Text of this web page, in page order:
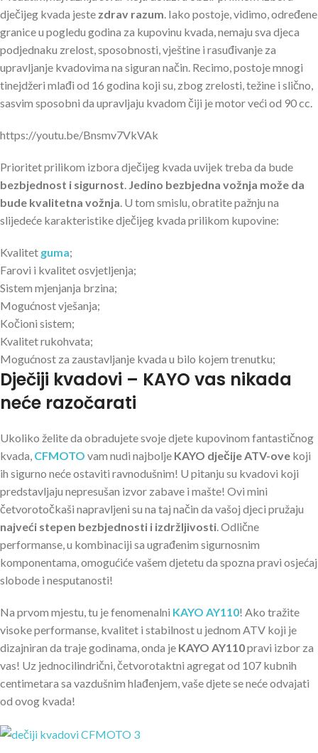
dječijeg kvada jeste zdrav razum . Iako postoje, vidimo, određene
granice u pogledu godina za kupovinu kvada, nemaju sva djeca
podjednaku zrelost, sposobnosti, vještine i rasuđivanje za
upravljanje kvadovima na siguran način. Recimo, postoje mnogi
tinejdžeri mlađi od 16 godina koji su, zbog zrelosti, težine i slično,
sasvim sposobni da upravljaju kvadom čiji je motor veći od 90 cc.
https://youtu.be/Bnsmv7VkVAk
Prioritet prilikom izbora dječijeg kvada uvijek treba da bude
bezbjednost i sigurnost Jedino bezbjedna vožnja može da
bude kvalitetna vožnja . U tom smislu, obratite pažnju na
slijedeće karakteristike dječijeg kvada prilikom kupovine:
Kvalitet guma;
Farovi i kvalitet osvjetljenja;
Sistem mjenjanja brzina;
Mogućnost vješanja;
Kočioni sistem;
Kvalitet rukohvata;
Mogućnost za zaustavljanje kvada u bilo kojem trenutku;
Dječiji kvadovi – KAYO vas nikada
neće razočarati
Ukoliko želite da obradujete svoje djete kupovinom fantastičnog
kvada, CFMOTO vam nudi najbolje KAYO dječije ATV-ove koji
ih sigurno neće ostaviti ravnodušnim! U pitanju su kvadovi koji
predstavljaju nepresušan izvor zabave i mašte! Ovi mini
četvorotočkaši napravljeni su na taj način da vašoj djeci pružaju
najveći stepen bezbjednosti i izdržljivosti . Odlične
performanse, u kombinaciji sa ugrađenim sigurnosnim
komponentama, omogućiće vašem djetetu da spozna pravi osjećaj
slobode i nesputanosti!
Na prvom mjestu, tu je fenomenalni KAYO AY110! Ako tražite
visoke performanse, kvalitet i stabilnost u jednom ATV koji je
dizajniran da traje godinama, onda je KAYO AY110pravi izbor za
vas! Uz jednocilindrični, četvorotaktni agregat od 107 kubnih
centimetara sa vazdušnim hlađenjem, vaše djete se neće odvajati
od ovog kvada!